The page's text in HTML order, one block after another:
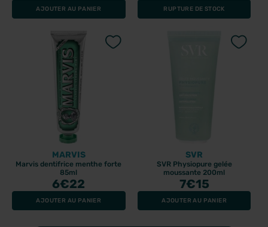
AJOUTER AU PANIER RUPTURE DE STOCK
MARVIS
Marvis dentifrice menthe forte
85ml
6€22
AJOUTER AU PANIER
SVR
SVR Physiopure gelée
moussante 200ml
7€15
AJOUTER AU PANIER